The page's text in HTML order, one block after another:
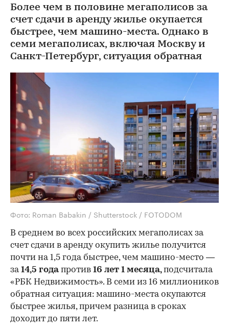
Более чем в половине мегаполисов за
счет сдачи в аренду жилье окупается
быстрее, чем машино-места. Однако в
семи мегаполисах, включая Москву и
Санкт-Петербург, ситуация обратная
Фото: Roman Babakin / Shutterstock / FOTODOM
В среднем во всех российских мегаполисах за
счет сдачи в аренду окупить жилье получится
почти на 1,5 года быстрее, чем машино-место —
за14,5 годапротив 16 лет 1 месяца,подсчитала
«РБК Недвижимость». В семи из 16 миллиоников
обратная ситуация: машино-места окупаются
быстрее жилья, причем разница в сроках
доходит до пяти лет.